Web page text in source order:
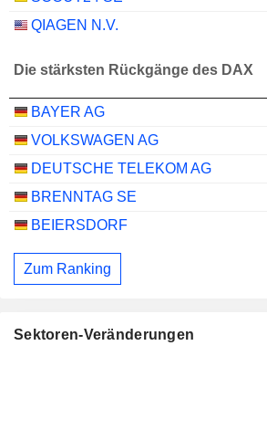
QIAGEN N.V.
Die stärksten Rückgänge des DAX
BAYER AG
VOLKSWAGEN AG
DEUTSCHE TELEKOM AG
BRENNTAG SE
BEIERSDORF
Zum Ranking
Sektoren-Veränderungen